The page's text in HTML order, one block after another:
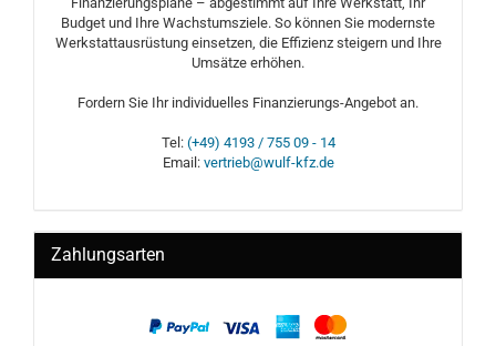
Budget und Ihre Wachstumsziele. So können Sie modernste
Werkstattausrüstung einsetzen, die Effizienz steigern und Ihre
Umsätze erhöhen.
Fordern Sie Ihr individuelles Finanzierungs-Angebot an.
Tel: (+49) 4193 / 755 09 - 14
Email: vertrieb@wulf-kfz.de
Zahlungsarten